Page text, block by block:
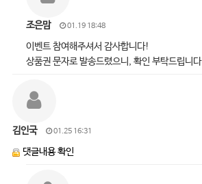
조은맘 01.19 18:48
이벤트 참여해주셔서 감사합니다!
상품권 문자로 발송드렸으니, 확인 부탁드립니
김인국 01.25 16:31
댓글내용 확인